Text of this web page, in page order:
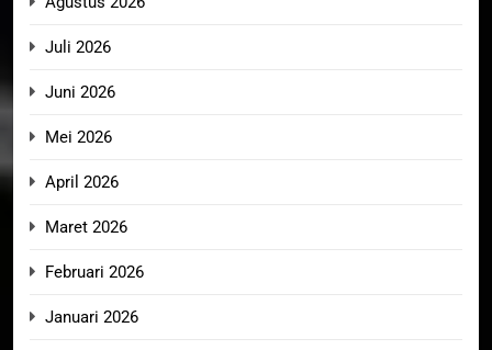
Juli 2026
Juni 2026
Mei 2026
April 2026
Maret 2026
Februari 2026
Januari 2026